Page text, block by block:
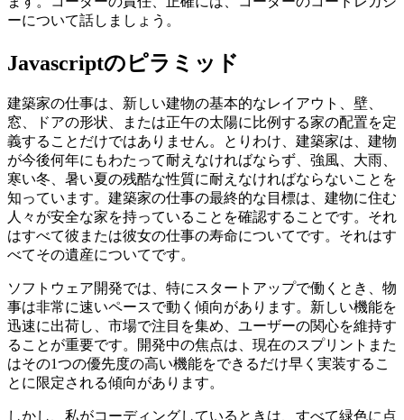
程でいくつかのことを学びました。今日は、特にプロジェク
トの途中の重い時期に、必ずしもそれほど焦点が当てられる
ます。コーダーの責任、正確には、コーダーのコードレガシ
Javascriptのピラミッド
建築家の仕事は、新しい建物の基本的なレイアウト、壁、
窓、ドアの形状、または正午の太陽に比例する家の配置を定
義することだけではありません。とりわけ、建築家は、建物
が今後何年にもわたって耐えなければならず、強風、大雨、
寒い冬、暑い夏の残酷な性質に耐えなければならないことを
知っています。建築家の仕事の最終的な目標は、建物に住む
人々が安全な家を持っていることを確認することです。それ
はすべて彼または彼女の仕事の寿命についてです。それはす
べてその遺産についてです。
ソフトウェア開発では、特にスタートアップで働くとき、物
事は非常に速いペースで動く傾向があります。新しい機能を
迅速に出荷し、市場で注目を集め、ユーザーの関心を維持す
ることが重要です。開発中の焦点は、現在のスプリントまた